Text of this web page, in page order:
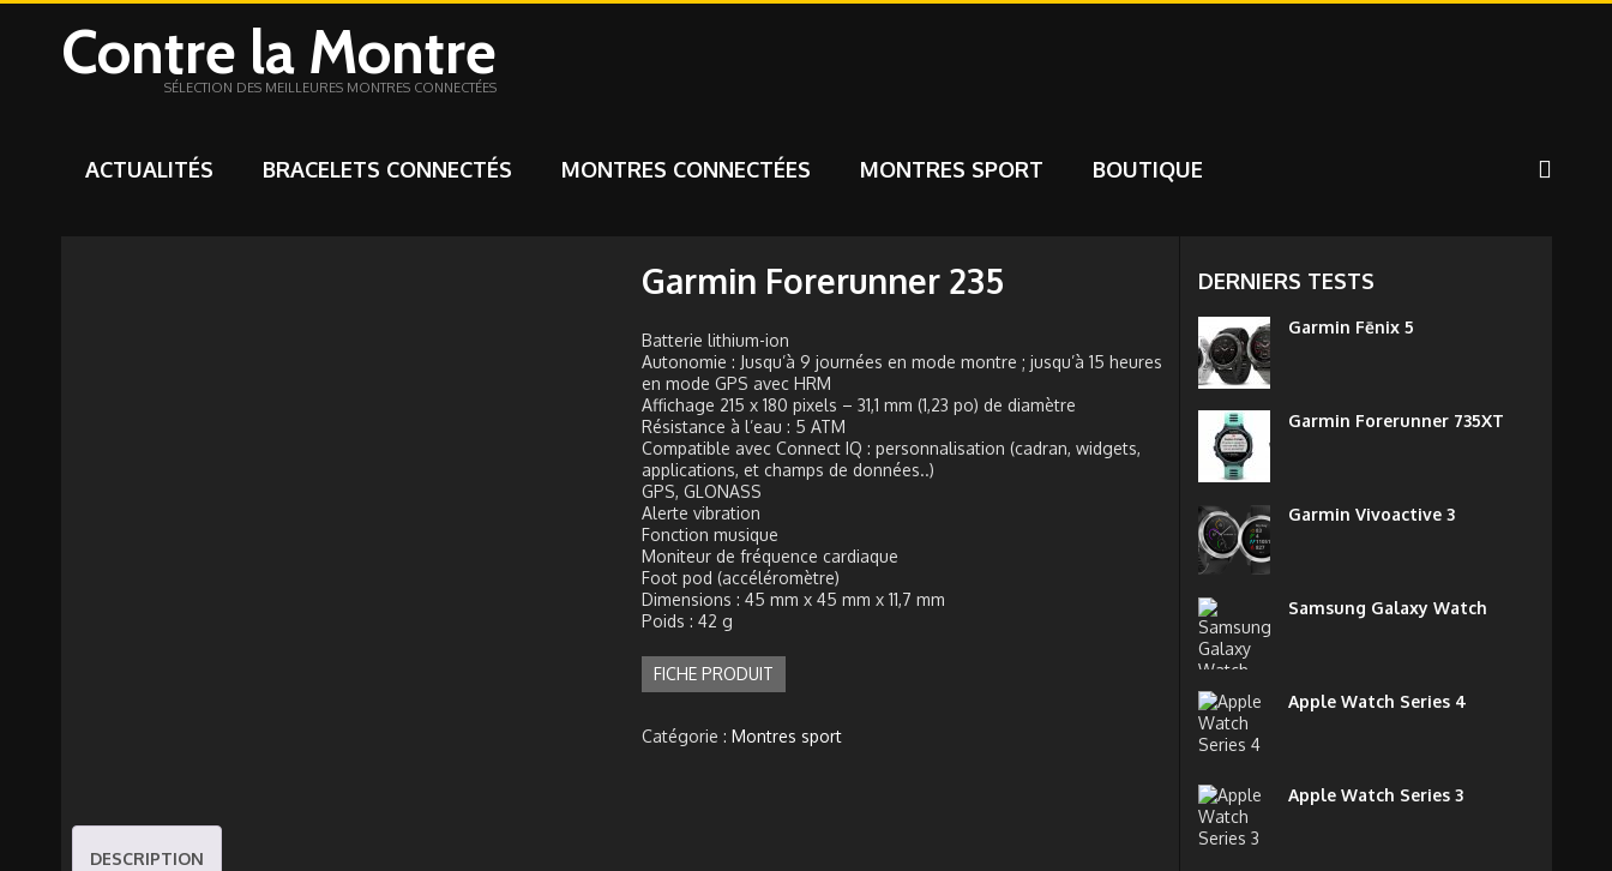
Contre la Montre
SÉLECTION DES MEILLEURES MONTRES CONNECTÉES
ACTUALITÉS BRACELETS CONNECTÉS MONTRES CONNECTÉES MONTRES SPORT BOUTIQUE
Garmin Forerunner 235
Batterie lithium-ion
Autonomie : Jusqu’à 9 journées en mode montre ; jusqu’à 15 heures
en mode GPS avec HRM
Affichage 215 x 180 pixels – 31,1 mm (1,23 po) de diamètre
Résistance à l’eau : 5 ATM
Compatible avec Connect IQ : personnalisation (cadran, widgets,
applications, et champs de données..)
GPS, GLONASS
Alerte vibration
Fonction musique
Moniteur de fréquence cardiaque
Foot pod (accéléromètre)
Dimensions : 45 mm x 45 mm x 11,7 mm
Poids : 42 g
FICHE PRODUIT
Catégorie :Montres sport
DESCRIPTION
DERNIERS TESTS
Garmin Fēnix 5
Garmin Forerunner 735XT
Garmin Vivoactive 3
Samsung Galaxy Watch
Apple Watch Series 4
Apple Watch Series 3